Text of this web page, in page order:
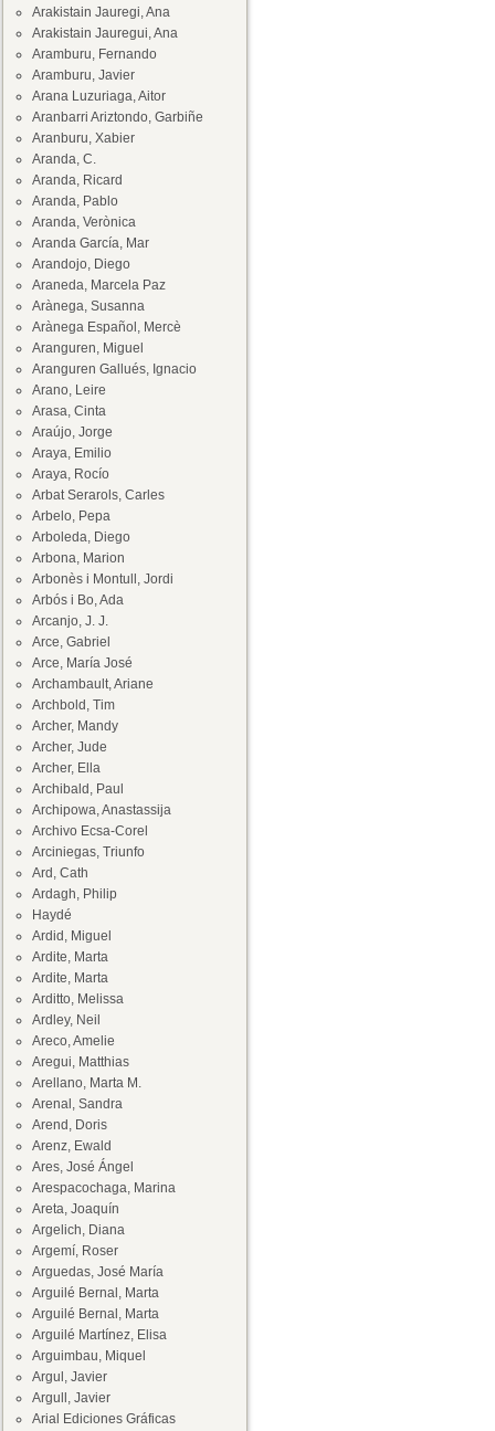
Arakistain Jauregi, Ana
Arakistain Jauregui, Ana
Aramburu, Fernando
Aramburu, Javier
Arana Luzuriaga, Aitor
Aranbarri Ariztondo, Garbiñe
Aranburu, Xabier
Aranda, C.
Aranda, Ricard
Aranda, Pablo
Aranda, Verònica
Aranda García, Mar
Arandojo, Diego
Araneda, Marcela Paz
Arànega, Susanna
Arànega Español, Mercè
Aranguren, Miguel
Aranguren Gallués, Ignacio
Arano, Leire
Arasa, Cinta
Araújo, Jorge
Araya, Emilio
Araya, Rocío
Arbat Serarols, Carles
Arbelo, Pepa
Arboleda, Diego
Arbona, Marion
Arbonès i Montull, Jordi
Arbós i Bo, Ada
Arcanjo, J. J.
Arce, Gabriel
Arce, María José
Archambault, Ariane
Archbold, Tim
Archer, Mandy
Archer, Jude
Archer, Ella
Archibald, Paul
Archipowa, Anastassija
Archivo Ecsa-Corel
Arciniegas, Triunfo
Ard, Cath
Ardagh, Philip
Haydé
Ardid, Miguel
Ardite, Marta
Ardite, Marta
Arditto, Melissa
Ardley, Neil
Areco, Amelie
Aregui, Matthias
Arellano, Marta M.
Arenal, Sandra
Arend, Doris
Arenz, Ewald
Ares, José Ángel
Arespacochaga, Marina
Areta, Joaquín
Argelich, Diana
Argemí, Roser
Arguedas, José María
Arguilé Bernal, Marta
Arguilé Bernal, Marta
Arguilé Martínez, Elisa
Arguimbau, Miquel
Argul, Javier
Argull, Javier
Arial Ediciones Gráficas